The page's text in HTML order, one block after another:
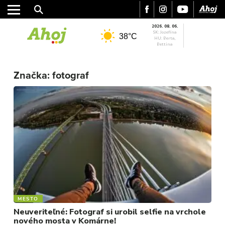
ŠPORT
KULTÚRA
FOTKY
VIDEO
MIX
38°C
2026. 08. 06.
SK: Jozefína
HU: Berta,
Bettina
Značka: fotograf
MESTO
Neuveriteľné: Fotograf si urobil selfie na vrchole
nového mosta v Komárne!